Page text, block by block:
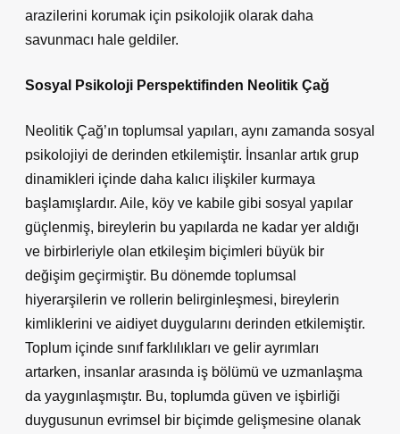
arazilerini korumak için psikolojik olarak daha
savunmacı hale geldiler.
Sosyal Psikoloji Perspektifinden Neolitik Çağ
Neolitik Çağ’ın toplumsal yapıları, aynı zamanda sosyal
psikolojiyi de derinden etkilemiştir. İnsanlar artık grup
dinamikleri içinde daha kalıcı ilişkiler kurmaya
başlamışlardır. Aile, köy ve kabile gibi sosyal yapılar
güçlenmiş, bireylerin bu yapılarda ne kadar yer aldığı
ve birbirleriyle olan etkileşim biçimleri büyük bir
değişim geçirmiştir. Bu dönemde toplumsal
hiyerarşilerin ve rollerin belirginleşmesi, bireylerin
kimliklerini ve aidiyet duygularını derinden etkilemiştir.
Toplum içinde sınıf farklılıkları ve gelir ayrımları
artarken, insanlar arasında iş bölümü ve uzmanlaşma
da yaygınlaşmıştır. Bu, toplumda güven ve işbirliği
duygusunun evrimsel bir biçimde gelişmesine olanak